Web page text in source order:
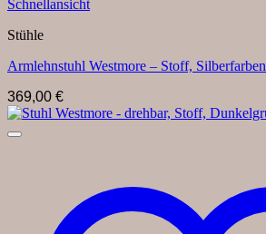
Schnellansicht
Stühle
Armlehnstuhl Westmore – Stoff, Silberfarben
369,00 €